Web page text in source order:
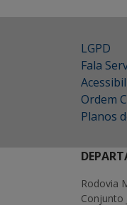
LGPD
Fala
Ordem
Planos
Rodovia
Conjunto